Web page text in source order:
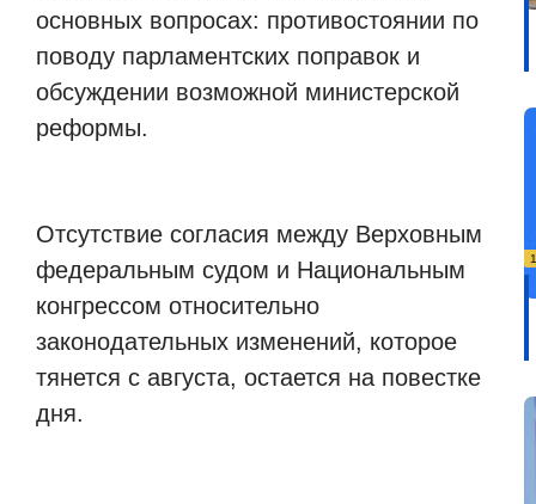
основных вопросах: противостоянии по
поводу парламентских поправок и
обсуждении возможной министерской
реформы.
Отсутствие согласия между Верховным
федеральным судом и Национальным
конгрессом относительно
законодательных изменений, которое
тянется с августа, остается на повестке
дня.